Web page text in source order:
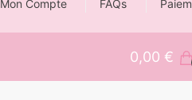
Mon Compte FAQs
0,00 €